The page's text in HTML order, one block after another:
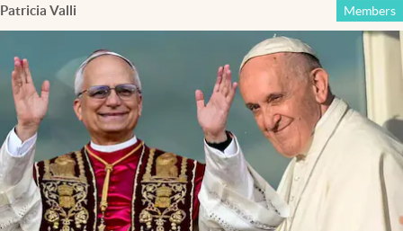
Patricia Valli Members